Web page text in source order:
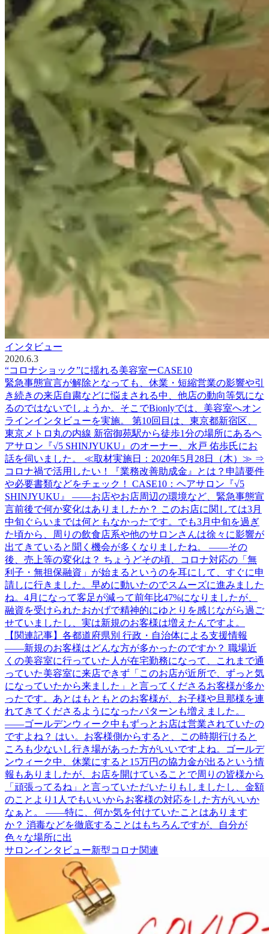
インタビュー
2020.6.3
“コロナショック”に揺れる美容室ーCASE10
緊急事態宣言が解除となっても、休業・短縮営業の影響や引
き続きの来店自粛などに悩まされる中、他店の動向等気にな
るのではないでしょうか。そこでBionlyでは、美容室へオン
ラインインタビューを実施。 第10回目は、東京都新宿区、
東京メトロ丸の内線 新宿御苑駅から徒歩1分の場所にあるヘ
アサロン『√5 SHINJYUKU』のオーナー、水戸 佑歩氏にお
話を伺いました。 ≪取材実施日：2020年5月28日（木）≫ ⇒
コロナ禍で活用したい！『業務改善助成金』とは？申請要件
や必要書類などをチェック！ CASE10：ヘアサロン『√5
SHINJYUKU』 ――お店やお店周辺の環境など、緊急事態宣
言前後で何か変化はありましたか？ このお店に関しては3月
中旬ぐらいまでは何ともなかったです。でも3月中旬を過ぎ
た頃から、周りの飲食店系や他のサロンさんは徐々に影響が
出てきていると聞く機会が多くなりましたね。 ――その
後、売上等の変化は？ ちょうどその頃、コロナ対応の「無
利子・無担保融資」が始まるというのを耳にして、すぐに申
請しに行きました。早めに動いたのでスムーズに進みました
ね。4月になって客足が減って前年比47%になりましたが、
融資を受けられたおかげで精神的にゆとりを感じながら過ご
せていましたし、実は新規のお客様は増えたんですよ。
【関連記事】各都道府県別 行政・自治体による支援情報
――新規のお客様はどんな方が多かったのですか？ 職場近
くの美容室に行っていた人が在宅勤務になって、これまで通
っていた美容室に来店できず「このお店が近所で、ずっと気
になっていたから来ました」と言ってくださるお客様が多か
ったです。あとはもともとのお客様が、お子様や旦那様を連
れてきてくださるようになったパターンも増えました。
――ゴールデンウィーク中もずっとお店は営業されていたの
ですよね？ はい。お客様側からすると、この時期行けると
ころも少ないし行き場があった方がいいですよね。ゴールデ
ンウィーク中、休業にすると15万円の協力金が出るという情
報もありましたが、お店を開けていることで周りの皆様から
「頑張ってるね」と言っていただいたりもしましたし、金額
のことより1人でもいいからお客様の対応をした方がいいか
なぁと。 ――特に、何か気を付けていたことはあります
か？ 消毒などを徹底することはもちろんですが、自分が
色々な場所に出
サロンインタビュー新型コロナ関連